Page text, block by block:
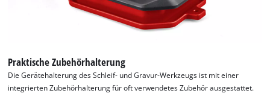
Praktische Zubehörhalterung
Die Gerätehalterung des Schleif- und Gravur-Werkzeugs ist mit einer
integrierten Zubehörhalterung für oft verwendetes Zubehör ausgestattet.